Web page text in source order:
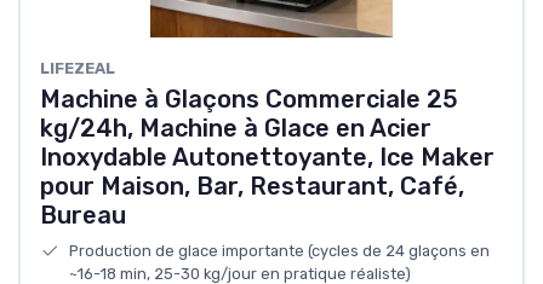
LIFEZEAL
Machine à Glaçons Commerciale 25
kg/24h, Machine à Glace en Acier
Inoxydable Autonettoyante, Ice Maker
pour Maison, Bar, Restaurant, Café,
Bureau
Production de glace importante (cycles de 24 glaçons en
~16-18 min, 25-30 kg/jour en pratique réaliste)